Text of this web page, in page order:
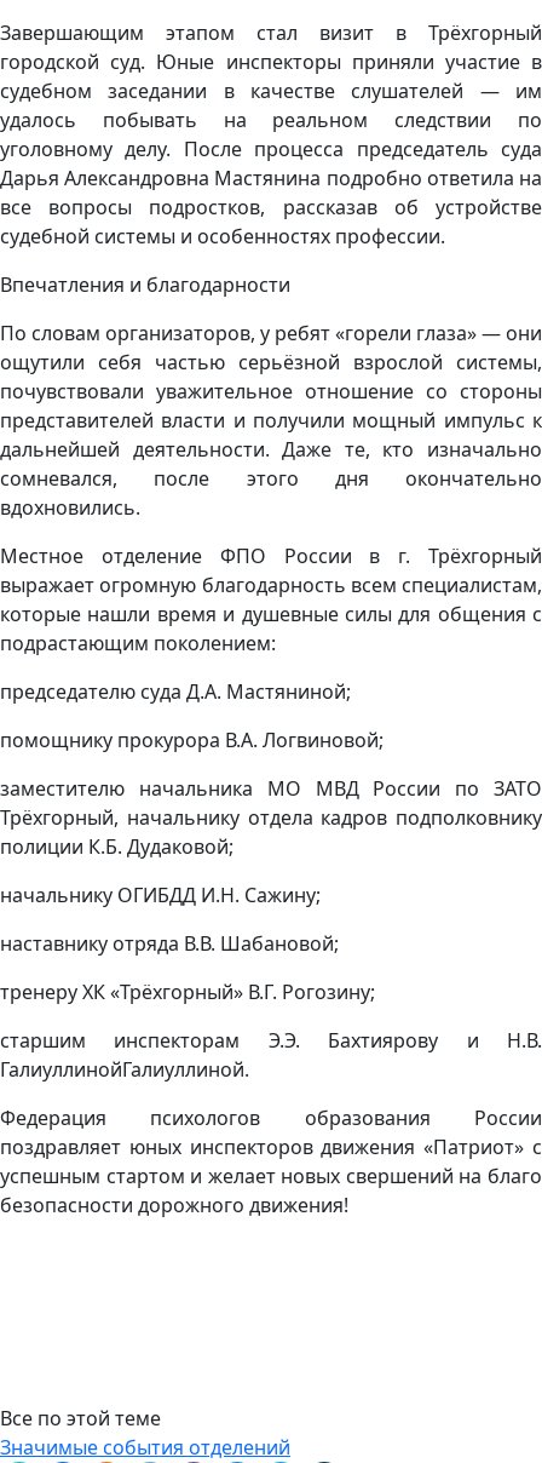
Завершающим этапом стал визит в Трёхгорный
городской суд. Юные инспекторы приняли участие в
судебном заседании в качестве слушателей — им
удалось побывать на реальном следствии по
уголовному делу. После процесса председатель суда
Дарья Александровна Мастянина подробно ответила на
все вопросы подростков, рассказав об устройстве
судебной системы и особенностях профессии.
Впечатления и благодарности
По словам организаторов, у ребят «горели глаза» — они
ощутили себя частью серьёзной взрослой системы,
почувствовали уважительное отношение со стороны
представителей власти и получили мощный импульс к
дальнейшей деятельности. Даже те, кто изначально
сомневался, после этого дня окончательно
вдохновились.
Местное отделение ФПО России в г. Трёхгорный
выражает огромную благодарность всем специалистам,
которые нашли время и душевные силы для общения с
подрастающим поколением:
председателю суда Д.А. Мастяниной;
помощнику прокурора В.А. Логвиновой;
заместителю начальника МО МВД России по ЗАТО
Трёхгорный, начальнику отдела кадров подполковнику
полиции К.Б. Дудаковой;
начальнику ОГИБДД И.Н. Сажину;
наставнику отряда В.В. Шабановой;
тренеру ХК «Трёхгорный» В.Г. Рогозину;
старшим инспекторам Э.Э. Бахтиярову и Н.В.
ГалиуллинойГалиуллиной.
Федерация психологов образования России
поздравляет юных инспекторов движения «Патриот» с
успешным стартом и желает новых свершений на благо
безопасности дорожного движения!
Все по этой теме
Значимые события отделений